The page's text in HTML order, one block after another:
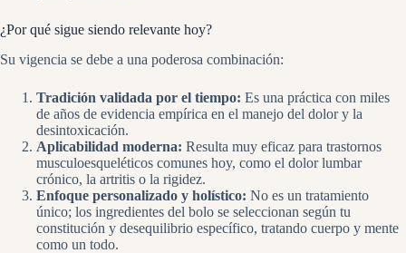
¿Por qué sigue siendo relevante hoy?
Su vigencia se debe a una poderosa combinación:
Tradición validada por el tiempo: Es una práctica con miles
de años de evidencia empírica en el manejo del dolor y la
desintoxicación.
Aplicabilidad moderna: Resulta muy eficaz para trastornos
musculoesqueléticos comunes hoy, como el dolor lumbar
crónico, la artritis o la rigidez.
Enfoque personalizado y holístico: No es un tratamiento
único; los ingredientes del bolo se seleccionan según tu
constitución y desequilibrio específico, tratando cuerpo y mente
como un todo.